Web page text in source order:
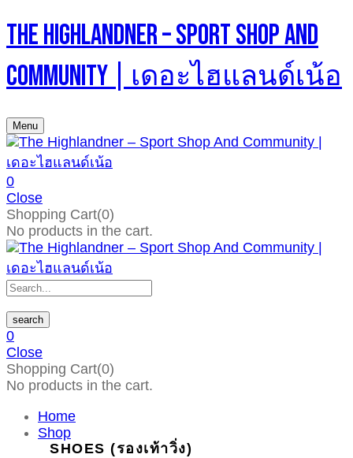
The Highlandner – Sport Shop And
Community | เดอะไฮแลนด์เน้อ
Menu
0
Close
Shopping Cart(0)
No products in the cart.
search
0
Close
Shopping Cart(0)
No products in the cart.
Home
Shop
SHOES (รองเท้าวิ่ง)